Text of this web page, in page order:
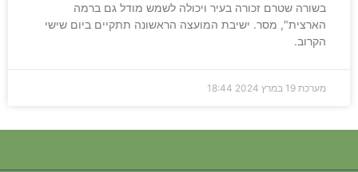
בשורה שטרם זכורה בעיר ויכולה לשמש מודל גם ברמה
הארצית", מסר. ישיבת המועצה הראשונה תתקיים ביום שישי
הקרוב.
מערכת 19 במרץ 2024 18:44